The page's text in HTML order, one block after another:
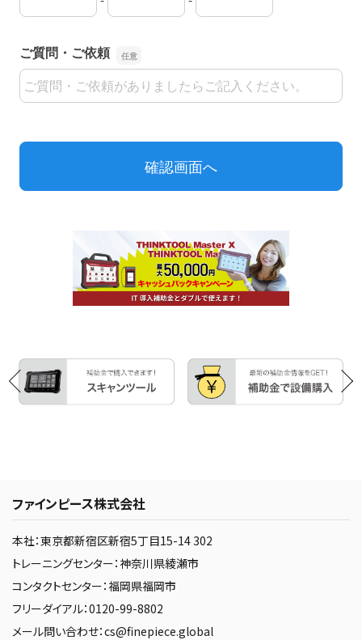
ファインピース株式会社
本社：東京都新宿区新宿5丁目15-14 302
トレーニングセンター：神奈川県綾瀬市
コンタクトセンター：福岡県福岡市
フリーダイアル：0120-99-8802
メール問い合わせ：cs@finepiece.global